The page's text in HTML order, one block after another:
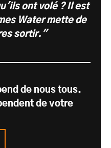
ont volé ? Il est
Water mette de
sortir."
de nous tous.
de votre